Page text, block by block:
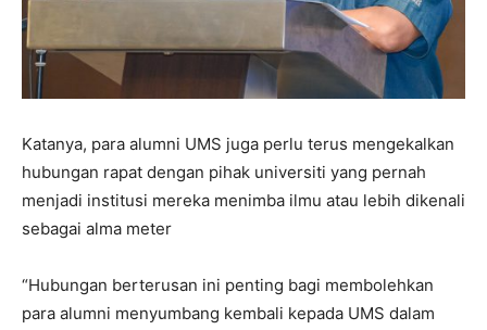
Katanya, para alumni UMS juga perlu terus mengekalkan
hubungan rapat dengan pihak universiti yang pernah
menjadi institusi mereka menimba ilmu atau lebih dikenali
sebagai alma meter
“Hubungan berterusan ini penting bagi membolehkan
para alumni menyumbang kembali kepada UMS dalam